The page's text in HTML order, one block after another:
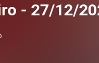
- 27/12/